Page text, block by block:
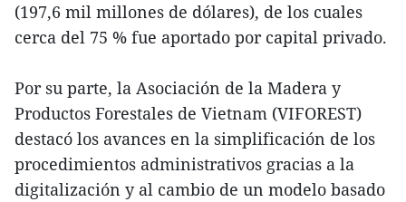
(197,6 mil millones de dólares), de los cuales
cerca del 75 % fue aportado por capital privado.
Por su parte, la Asociación de la Madera y
Productos Forestales de Vietnam (VIFOREST)
destacó los avances en la simplificación de los
procedimientos administrativos gracias a la
digitalización y al cambio de un modelo basado